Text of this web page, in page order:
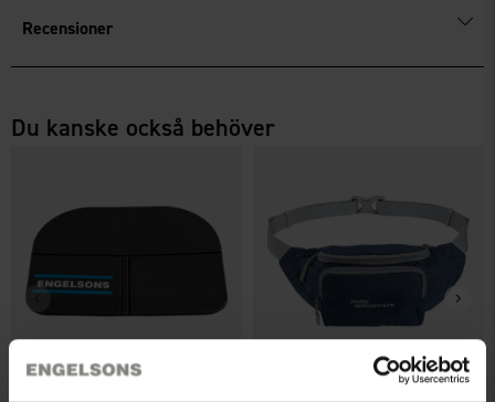
Recensioner
Du kanske också behöver